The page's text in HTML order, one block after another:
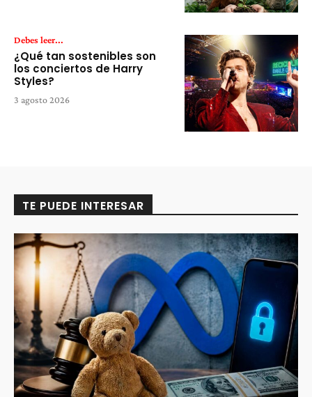
Debes leer...
¿Qué tan sostenibles son
los conciertos de Harry
Styles?
3 agosto 2026
TE PUEDE INTERESAR